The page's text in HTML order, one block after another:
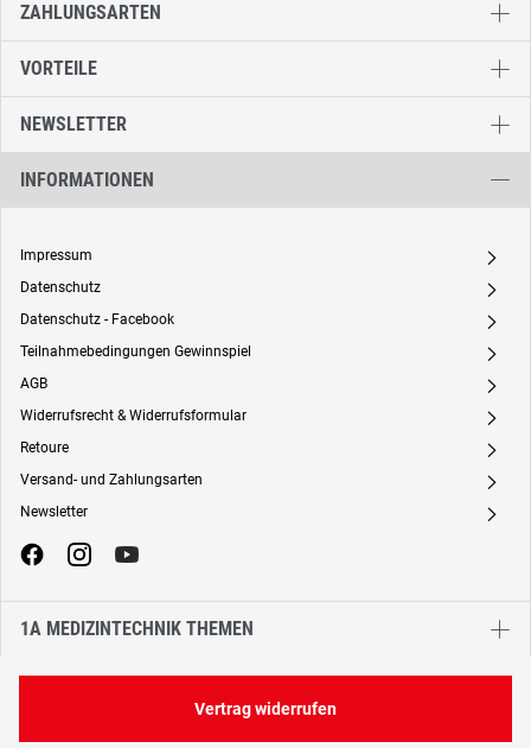
ZAHLUNGSARTEN
VORTEILE
NEWSLETTER
INFORMATIONEN
Impressum A
Datenschutz A
Datenschutz - Facebook A
Teilnahmebedingungen Gewinnspiel A
AGB A
Widerrufsrecht & Widerrufsformular A
Retoure A
Versand- und Zahlungsarten A
Newsletter A
1A MEDIZINTECHNIK THEMEN
Vertrag widerrufen